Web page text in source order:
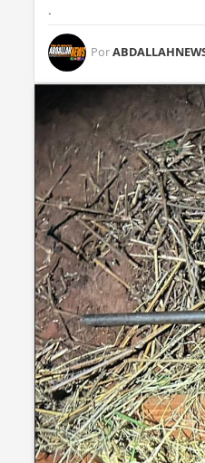
.
Por